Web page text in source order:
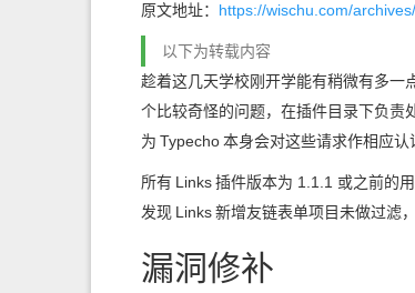
原文地址： https://wischu.com/
以下为转载内容
趁着这几天学校刚开学能有稍微有多一
个比较奇怪的问题，在插件目录下负责
为 Typecho本身会对这些请求作相应认
所有 Links插件版本为 1.1.1 或之前的
发现 Links新增友链表单项目未做过滤
漏洞修补